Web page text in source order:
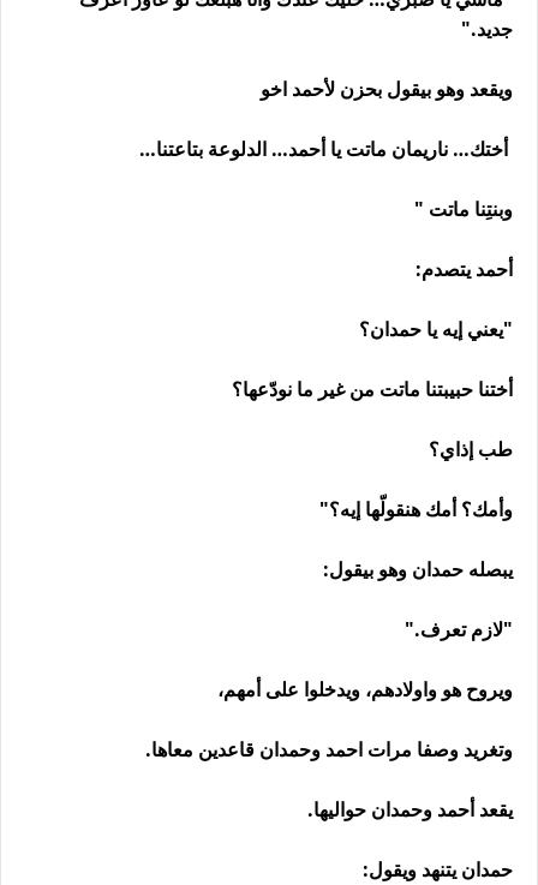
جديد."
ويقعد وهو بيقول بحزن لأحمد اخو
أختك… ناريمان ماتت يا أحمد… الدلوعة بتاعتنا…
وبنتِنا ماتت "
أحمد يتصدم:
"يعني إيه يا حمدان؟
أختنا حبيبتنا ماتت من غير ما نودّعها؟
طب إذاي؟
وأمك؟ أمك هنقولّها إيه؟"
يبصله حمدان وهو بيقول:
"لازم تعرف."
ويروح هو واولادهم، ويدخلوا على أمهم،
وتغريد وصفا مرات احمد وحمدان قاعدين معاها.
يقعد أحمد وحمدان حواليها.
حمدان يتنهد ويقول: